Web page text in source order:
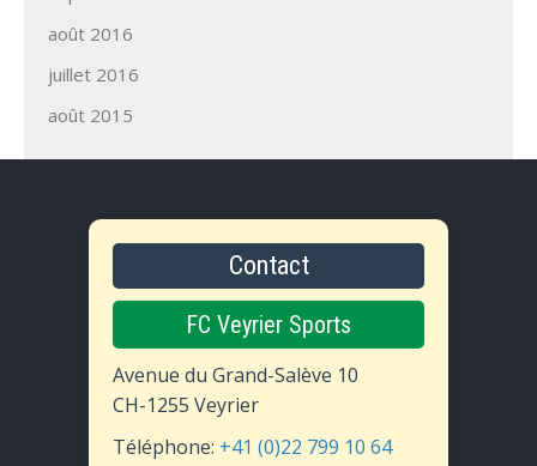
août 2016
juillet 2016
août 2015
Contact
FC Veyrier Sports
Avenue du Grand-Salève 10
CH-1255 Veyrier
Téléphone: +41 (0)22 799 10 64